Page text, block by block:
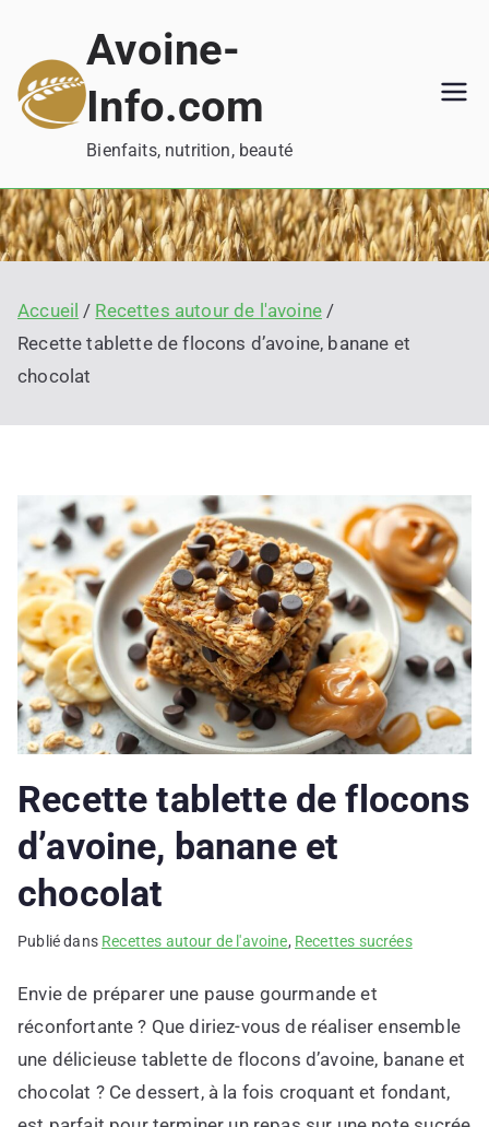
contenu
Avoine-
Info.com
Bienfaits, nutrition, beauté
Accueil
Recettes autour de l'avoine
Recette tablette de flocons d’avoine, banane et
chocolat
Recette tablette de flocons
d’avoine, banane et
chocolat
Publié dans Recettes autour de l'avoine, Recettes sucrées
Envie de préparer une pause gourmande et
réconfortante ? Que diriez-vous de réaliser ensemble
une délicieuse tablette de flocons d’avoine, banane et
chocolat ? Ce dessert, à la fois croquant et fondant,